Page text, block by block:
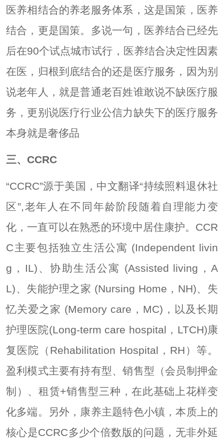
医养相结合的养老服务体系，这是国策，医养
结合，更是国策。多说一句，医养结合已经先
后在90个试点城市试行，医养结合决定性因素
在医，归根到底结合的还是医疗服务，因为别
说老年人，就是普通老百姓谁敢说不缺医疗服
务，更别说医疗行业公信力缺失下的医疗服务
本身就是奢侈品
三、CCRC
“CCRC”源于美国，中文翻译“持续照料退休社
区”,老年人在不同年龄阶段随着自理能力变
化，一直可以在熟悉的环境中居住康护。CCR
C主要包括独立生活公寓 (Independent livin
g，IL)、协助生活公寓 (Assisted living，A
L)、失能护理之家 (Nursing Home，NH)、失
忆关爱之家 (Memory care，MC)，以及长期
护理医院(Long-term care hospital，LTCH)康
复医院（Rehabilitation Hospital，RH）等。
盈利模式主要有持有型、销售型（会员制押金
制）、租赁+销售型三种，在此基础上花样变
化多端。另外，康养主题特色小镇，本质上的
核心是CCRC多少个倍数版的问题，无非外延